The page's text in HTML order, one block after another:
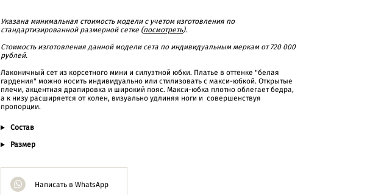
Указана минимальная стоимость модели с учетом изготовления по
стандартизированной размерной сетке (посмотреть).
Cтоимость изготовления данной модели сета по индивидуальным меркам от 720 000
рублей.
Лаконичный сет из корсетного мини и силуэтной юбки. Платье в оттенке "белая
гардения" можно носить индивидуально или стилизовать с макси-юбкой. Открытые
плечи, акцентная драпировка и широкий пояс. Макси-юбка плотно облегает бедра,
а к низу расширяется от колен, визуально удлиняя ноги и совершенствуя
пропорции.
Состав
Размер
Написать в WhatsApp